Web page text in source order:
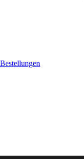
Bestellungen